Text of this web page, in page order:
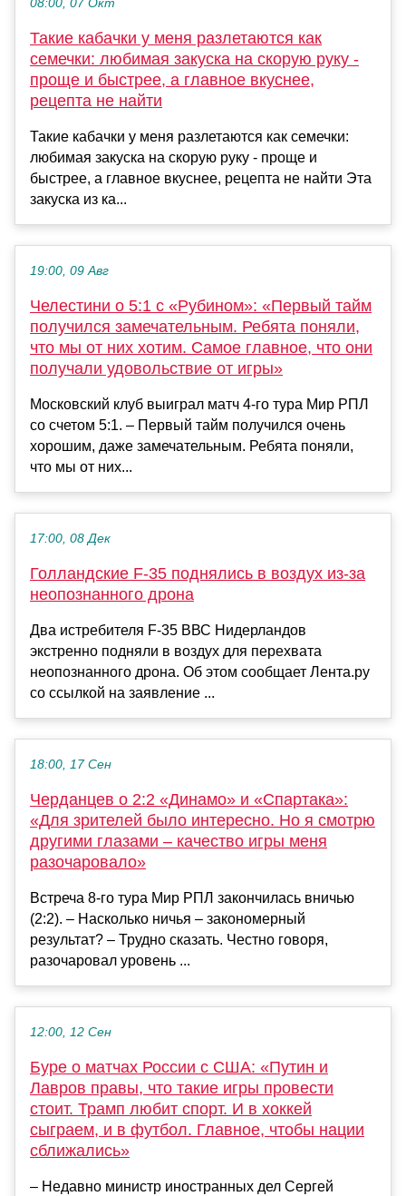
08:00, 07 Окт
Такие кабачки у меня разлетаются как
семечки: любимая закуска на скорую руку -
проще и быстрее, а главное вкуснее,
рецепта не найти
Такие кабачки у меня разлетаются как семечки:
любимая закуска на скорую руку - проще и
быстрее, а главное вкуснее, рецепта не найти Эта
закуска из ка...
19:00, 09 Авг
Челестини о 5:1 с «Рубином»: «Первый тайм
получился замечательным. Ребята поняли,
что мы от них хотим. Самое главное, что они
получали удовольствие от игры»
Московский клуб выиграл матч 4-го тура Мир РПЛ
со счетом 5:1. – Первый тайм получился очень
хорошим, даже замечательным. Ребята поняли,
что мы от них...
17:00, 08 Дек
Голландские F-35 поднялись в воздух из-за
неопознанного дрона
Два истребителя F-35 ВВС Нидерландов
экстренно подняли в воздух для перехвата
неопознанного дрона. Об этом сообщает Лента.ру
со ссылкой на заявление ...
18:00, 17 Сен
Черданцев о 2:2 «Динамо» и «Спартака»:
«Для зрителей было интересно. Но я смотрю
другими глазами – качество игры меня
разочаровало»
Встреча 8-го тура Мир РПЛ закончилась вничью
(2:2). – Насколько ничья – закономерный
результат? – Трудно сказать. Честно говоря,
разочаровал уровень ...
12:00, 12 Сен
Буре о матчах России с США: «Путин и
Лавров правы, что такие игры провести
стоит. Трамп любит спорт. И в хоккей
сыграем, и в футбол. Главное, чтобы нации
сближались»
– Недавно министр иностранных дел Сергей